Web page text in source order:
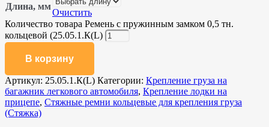
Длина, мм
Очистить
Количество товара Ремень с пружинным замком 0,5 тн.
кольцевой (25.05.1.К(L)
В корзину
Артикул: 25.05.1.К(L) Категории: Крепление груза на
багажник легкового автомобиля, Крепление лодки на
прицепе, Стяжные ремни кольцевые для крепления груза
(Стяжка)